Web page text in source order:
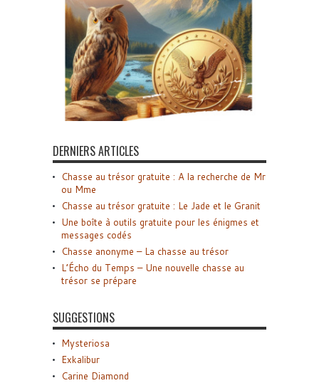
DERNIERS ARTICLES
Chasse au trésor gratuite : A la recherche de Mr
ou Mme
Chasse au trésor gratuite : Le Jade et le Granit
Une boîte à outils gratuite pour les énigmes et
messages codés
Chasse anonyme – La chasse au trésor
L’Écho du Temps – Une nouvelle chasse au
trésor se prépare
SUGGESTIONS
Mysteriosa
Exkalibur
Carine Diamond